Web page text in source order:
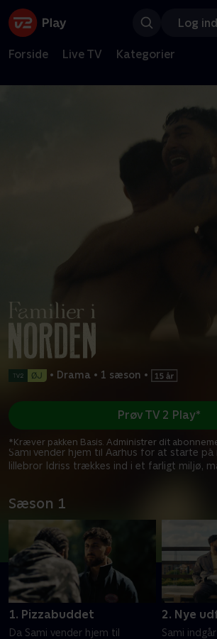
Log ind
Forside Live TV Kategorier
• Drama • 1 sæson •
Sami vender hjem til Aarhus for at starte på
lillebror Idriss trækkes ind i et farligt miljø,
Prøv TV 2 Play*
*Kræver pakken Basis. Administrer dit
Sæson 1
1. Pizzabuddet
Da Sami vender hjem til
2. Nye
Sami